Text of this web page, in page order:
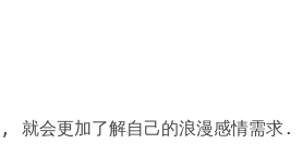
会更加了解自己的浪漫感情需求.